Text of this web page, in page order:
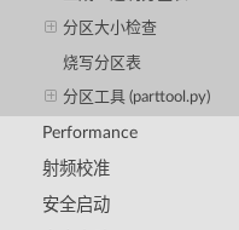
分区大小检查
烧写分区表
分区工具 (parttool.py)
Performance
射频校准
安全启动